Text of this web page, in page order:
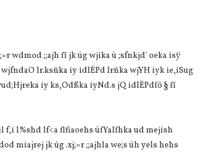
wdmod ;;ajh fï jk úg wjika ù ;sfnkjd' oeka isÿ
wjfndaO lr.ksñka iy idlÉPd lrñka wjYH iyk ie,iSug
iy ks,Odßka iyNd.s jQ idlÉPdfõ § fï
f,i l%shd lf<a flfiaoehs úfYaIfhka ud mejish
miajrej jk úg .xj;=r ;;ajhla we;s úh yels hehs